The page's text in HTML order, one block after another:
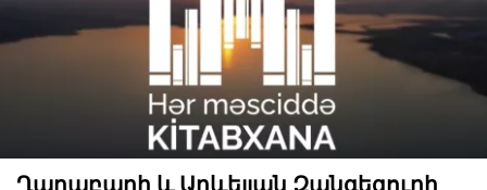
Ղարաբաղի և Արևելյան Զանգեզուրի